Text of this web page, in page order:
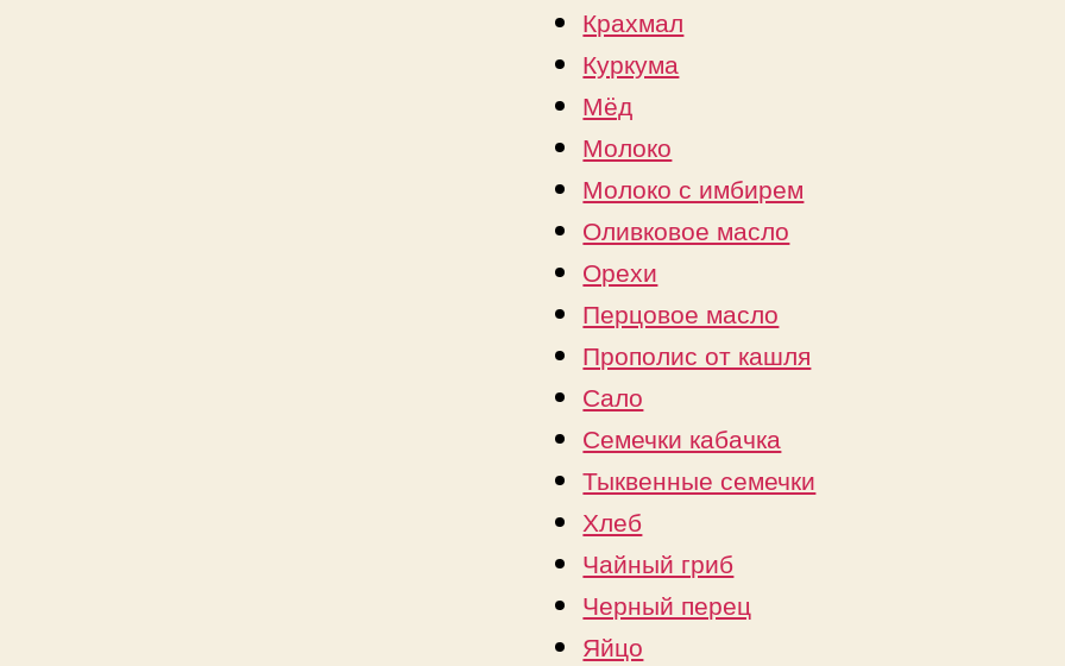
Крахмал
Куркума
Мёд
Молоко
Молоко с имбирем
Оливковое масло
Орехи
Перцовое масло
Прополис от кашля
Сало
Семечки кабачка
Тыквенные семечки
Хлеб
Чайный гриб
Черный перец
Яйцо